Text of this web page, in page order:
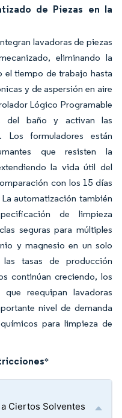
de Piezas en la
lavadoras de piezas
eliminando la
el tiempo de trabajo hasta
y de aspersión en aire
Lógico Programable
del baño y activan las
Los formuladores están
que resisten la
la vida útil del
con los 15 días
automatización también
de limpieza
seguras para múltiples
y magnesio en un solo
tasas de producción
continúan creciendo, los
reequipan lavadoras
nivel de demanda
para limpieza de
*
Ciertos Solventes